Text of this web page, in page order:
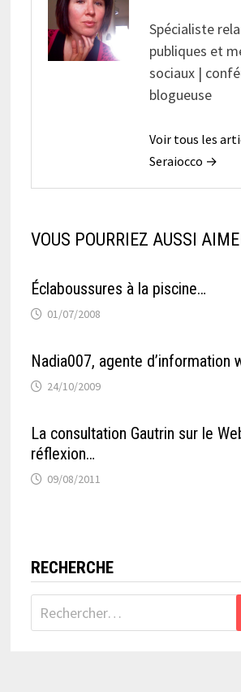
Spécialiste
publiques et
sociaux |
blogueuse
Voir tous les
Seraiocco →
VOUS POURRIEZ AUSSI
Éclaboussures à la piscine…
01/07/2008
Nadia007, agente d’information
24/10/2009
La consultation Gautrin sur le
réflexion…
09/08/2011
RECHERCHE
Rechercher :